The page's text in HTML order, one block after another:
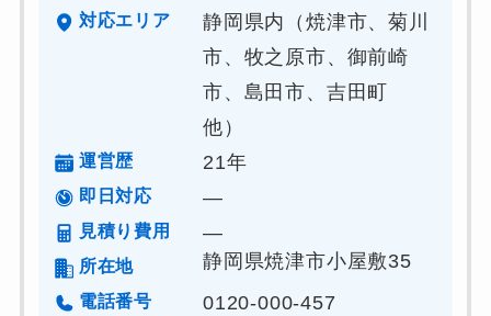
対応エリア
静岡県内（焼津市、菊川
市、牧之原市、御前崎
市、島田市、吉田町
他）
運営歴 21年
即日対応 ―
見積り費用 ―
所在地 静岡県焼津市小屋敷35
電話番号 0120-000-457